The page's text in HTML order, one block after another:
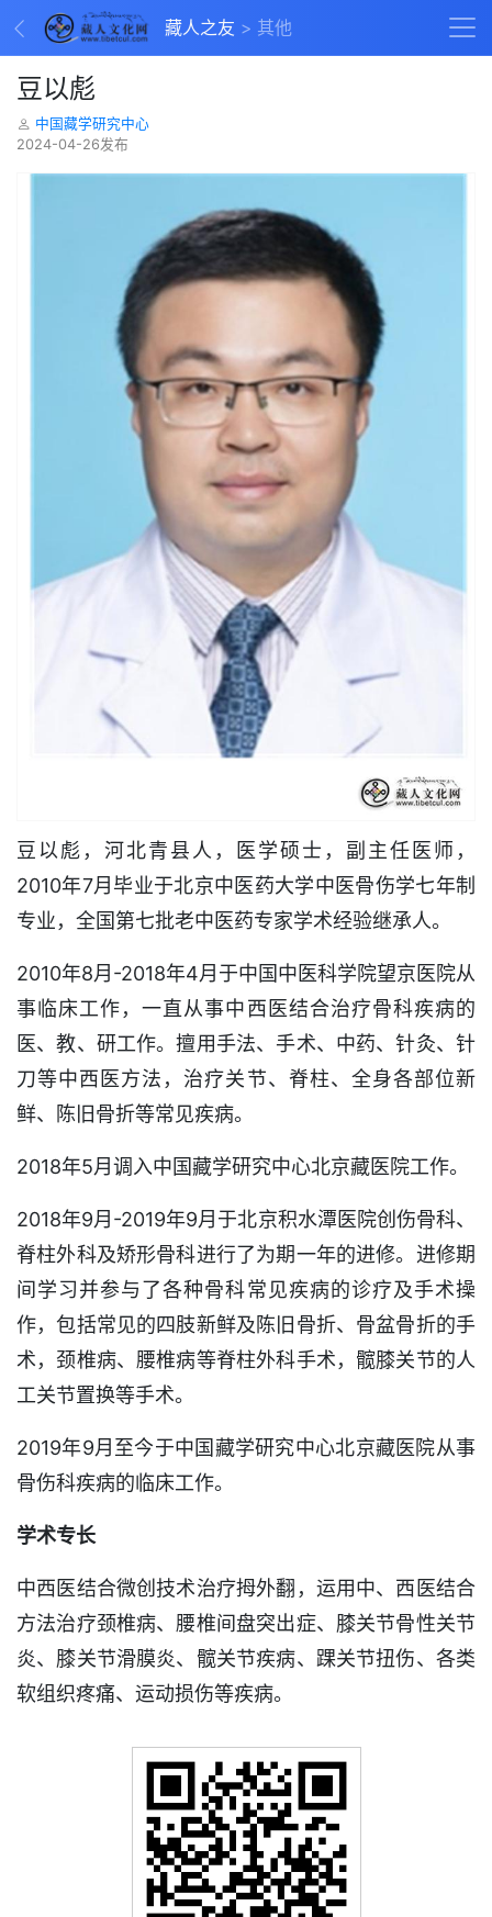
藏人之友 其他
豆以彪
中国藏学研究中心
2024-04-26发布
豆以彪，河北青县人，医学硕士，副主任医师，
2010年7月毕业于北京中医药大学中医骨伤学七年制
专业，全国第七批老中医药专家学术经验继承人。
2010年8月-2018年4月于中国中医科学院望京医院从
事临床工作，一直从事中西医结合治疗骨科疾病的
医、教、研工作。擅用手法、手术、中药、针灸、针
刀等中西医方法，治疗关节、脊柱、全身各部位新
鲜、陈旧骨折等常见疾病。
2018年5月调入中国藏学研究中心北京藏医院工作。
2018年9月-2019年9月于北京积水潭医院创伤骨科、
脊柱外科及矫形骨科进行了为期一年的进修。进修期
间学习并参与了各种骨科常见疾病的诊疗及手术操
作，包括常见的四肢新鲜及陈旧骨折、骨盆骨折的手
术，颈椎病、腰椎病等脊柱外科手术，髋膝关节的人
工关节置换等手术。
2019年9月至今于中国藏学研究中心北京藏医院从事
骨伤科疾病的临床工作。
学术专长
中西医结合微创技术治疗拇外翻，运用中、西医结合
方法治疗颈椎病、腰椎间盘突出症、膝关节骨性关节
炎、膝关节滑膜炎、髋关节疾病、踝关节扭伤、各类
软组织疼痛、运动损伤等疾病。